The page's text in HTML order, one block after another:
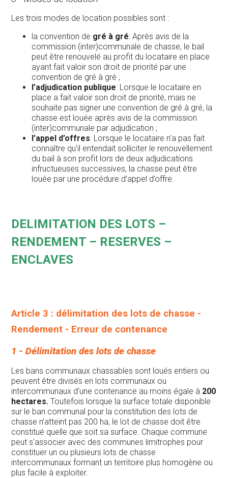
Les trois modes de location possibles sont :
la convention de gré à gré: Après avis de la
commission (inter)communale de chasse, le bail
peut être renouvelé au profit du locataire en place
ayant fait valoir son droit de priorité par une
convention de gré à gré ;
l’adjudication publique: Lorsque le locataire en
place a fait valoir son droit de priorité, mais ne
souhaite pas signer une convention de gré à gré, la
chasse est louée après avis de la commission
(inter)communale par adjudication ;
l’appel d’offres: Lorsque le locataire n'a pas fait
connaître qu’il entendait solliciter le renouvellement
du bail à son profit lors de deux adjudications
infructueuses successives, la chasse peut être
louée par une procédure d’appel d’offre.
DELIMITATION DES LOTS –
RENDEMENT – RESERVES –
ENCLAVES
Article 3 : délimitation des lots de chasse -
Rendement - Erreur de contenance
1 - Délimitation des lots de chasse
Les bans communaux chassables sont loués entiers ou
peuvent être divisés en lots communaux ou
intercommunaux d’une contenance au moins égale à 200
hectares.Toutefois lorsque la surface totale disponible
sur le ban communal pour la constitution des lots de
chasse n’atteint pas 200 ha, le lot de chasse doit être
constitué quelle que soit sa surface. Chaque commune
peut s'associer avec des communes limitrophes pour
constituer un ou plusieurs lots de chasse
intercommunaux formant un territoire plus homogène ou
plus facile à exploiter.